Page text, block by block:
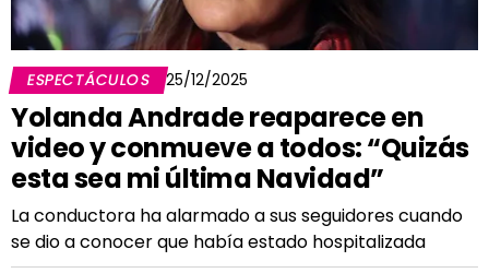
ESPECTÁCULOS 25/12/2025
Yolanda Andrade reaparece en
video y conmueve a todos: “Quizás
esta sea mi última Navidad”
La conductora ha alarmado a sus seguidores cuando
se dio a conocer que había estado hospitalizada